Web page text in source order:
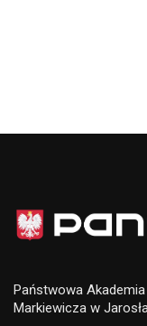
Państwowa
Markiewicza w